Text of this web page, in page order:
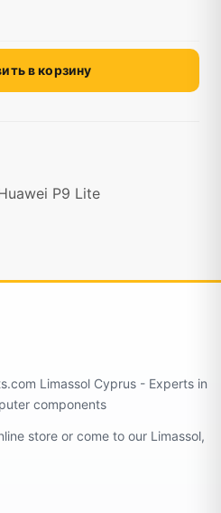
в корзину
P9 Lite
Limassol Cyprus - Experts in
components
store or come to our Limassol,